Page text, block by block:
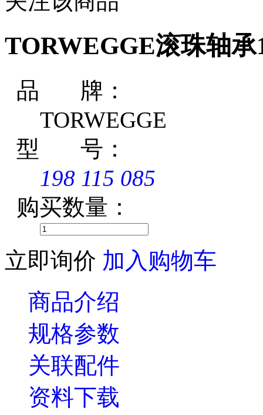
TORWEGGE滚珠轴承
品 牌：
TORWEGGE
型 号：
198 115 085
购买数量：
立即询价 加入购物车
商品介绍
规格参数
关联配件
资料下载